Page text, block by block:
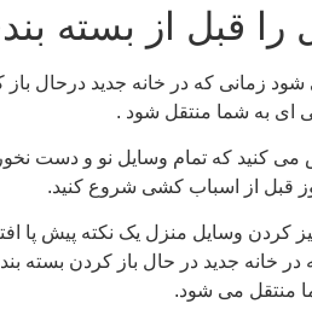
شود زمانی که در خانه جدید درحال
ای به شما منتقل شود .
کنید که تمام وسایل نو و دست
قبل از اسباب کشی شروع کنید.
کردن وسایل منزل یک نکته پیش پا
در خانه جدید در حال باز کردن بسته
منتقل می شود.